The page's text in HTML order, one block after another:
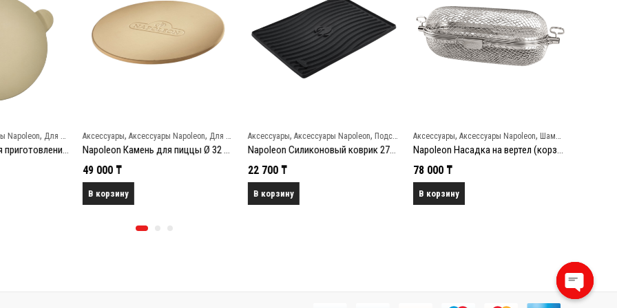
Napoleon,Для пиццы и бургеров
Napoleon Набор для приготовления пиццы PRO: камень, нож-колесо
Аксессуары,Аксессуары Napoleon,Для пиццы и бургеров
Napoleon Камень для пиццы Ø 32 см
49 000₸
В корзину
Аксессуары,Аксессуары Napoleon,Подставки и ростеры
Napoleon Силиконовый коврик 27х37 см
22 700₸
В корзину
Аксессуары,Аксессуары Napoleon,Шампуры и вертелы
Napoleon Насадка на вертел (корзинка) из нержавеющей стали
78 000₸
В корзину
Open